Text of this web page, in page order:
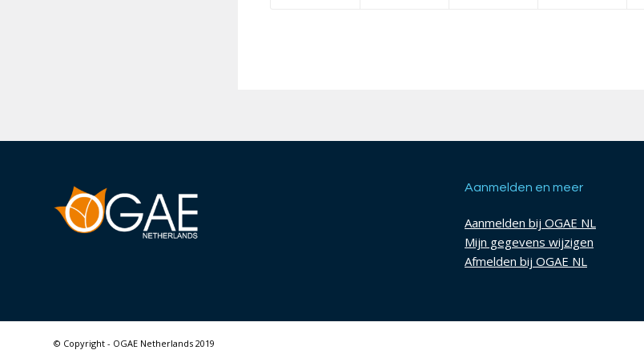
Aanmelden en meer
Aanmelden bij OGAE NL
Mijn gegevens wijzigen
Afmelden bij OGAE NL
© Copyright - OGAE Netherlands 2019